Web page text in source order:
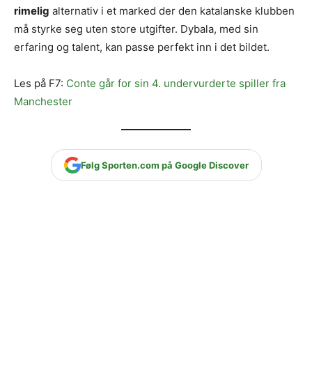
rimelig alternativ i et marked der den katalanske klubben
må styrke seg uten store utgifter. Dybala, med sin
erfaring og talent, kan passe perfekt inn i det bildet.
Les på F7: Conte går for sin 4. undervurderte spiller fra
Manchester
Følg Sporten.com på Google Discover